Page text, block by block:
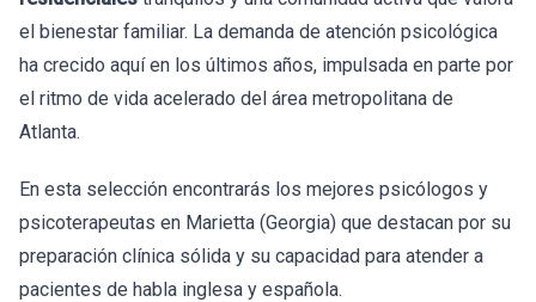
el bienestar familiar. La demanda de atención psicológica
ha crecido aquí en los últimos años, impulsada en parte por
el ritmo de vida acelerado del área metropolitana de
Atlanta.
En esta selección encontrarás los mejores psicólogos y
psicoterapeutas en Marietta (Georgia) que destacan por su
preparación clínica sólida y su capacidad para atender a
pacientes de habla inglesa y española.